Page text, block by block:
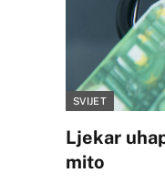
SVIJET
Ljekar
mito